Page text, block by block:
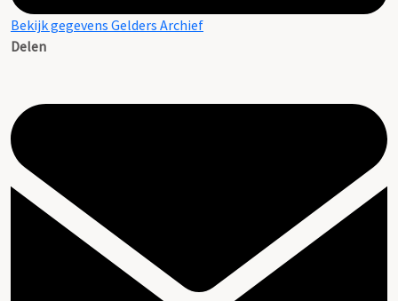
Bekijk gegevens Gelders Archief
Delen